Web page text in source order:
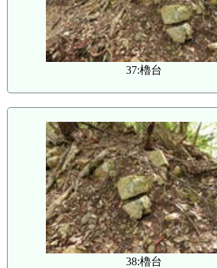
37:櫓台
38:櫓台